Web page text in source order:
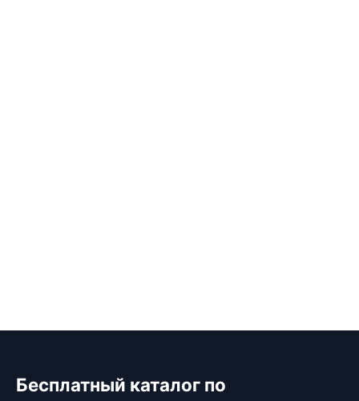
Бесплатный каталог по